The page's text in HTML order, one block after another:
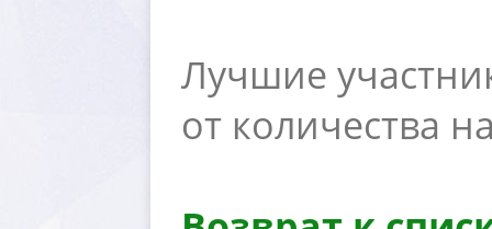
Лучшие
от количества